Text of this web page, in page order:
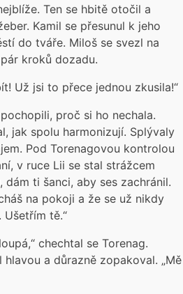
Ten se hbitě otočil a
Kamil se přesunul k jeho
do tváře. Miloš se svezl na
kroků dozadu.
Už jsi to přece jednou zkusila!“
proč si ho nechala.
jak spolu harmonizují. Splývaly
Pod Torenagovou kontrolou
v ruce Lii se stal strážcem
dám ti šanci, aby ses zachránil.
na pokoji a že se už nikdy
Ušetřím tě.“
chechtal se Torenag.
hlavou a důrazně zopakoval. „Mě